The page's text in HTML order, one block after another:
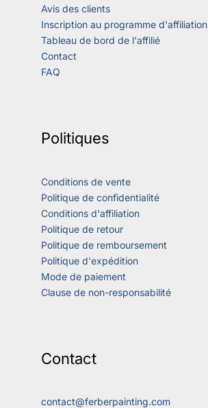
Avis des clients
Inscription au programme d'affiliation
Tableau de bord de l'affilié
Contact
FAQ
Politiques
Conditions de vente
Politique de confidentialité
Conditions d'affiliation
Politique de retour
Politique de remboursement
Politique d'expédition
Mode de paiement
Clause de non-responsabilité
Contact
contact@ferberpainting.com